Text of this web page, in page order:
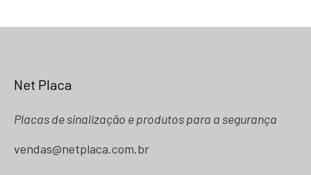
Net Placa
Placas de sinalização e produtos para a segurança
vendas@netplaca.com.br